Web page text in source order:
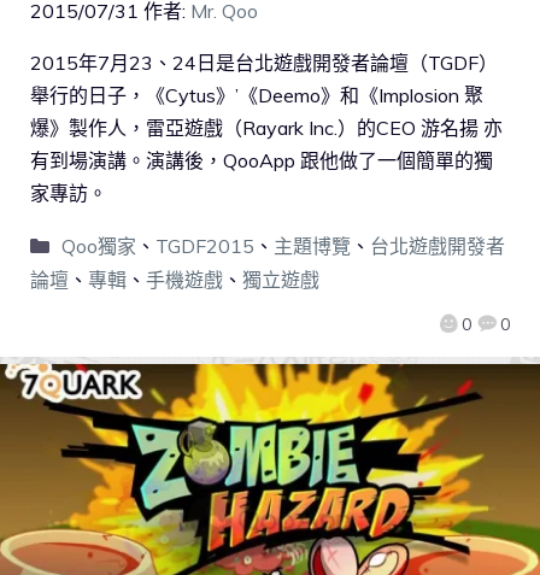
2015/07/31 作者: Mr. Qoo
0 0
2015年7月23、24日是台北遊戲開發者論壇（TGDF）
舉行的日子，《Cytus》’《Deemo》和《Implosion 聚
爆》製作人，雷亞遊戲（Rayark Inc.）的CEO 游名揚 亦
有到場演講。演講後，QooApp 跟他做了一個簡單的獨
家專訪。
Qoo獨家 、 TGDF2015 、 主題博覽 、 台北遊戲開發者
論壇 、 專輯 、 手機遊戲 、 獨立遊戲